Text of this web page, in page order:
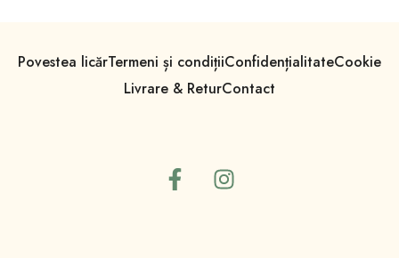
Povestea licărTermeni și condițiiConfidențialitateCookie
Livrare & ReturContact